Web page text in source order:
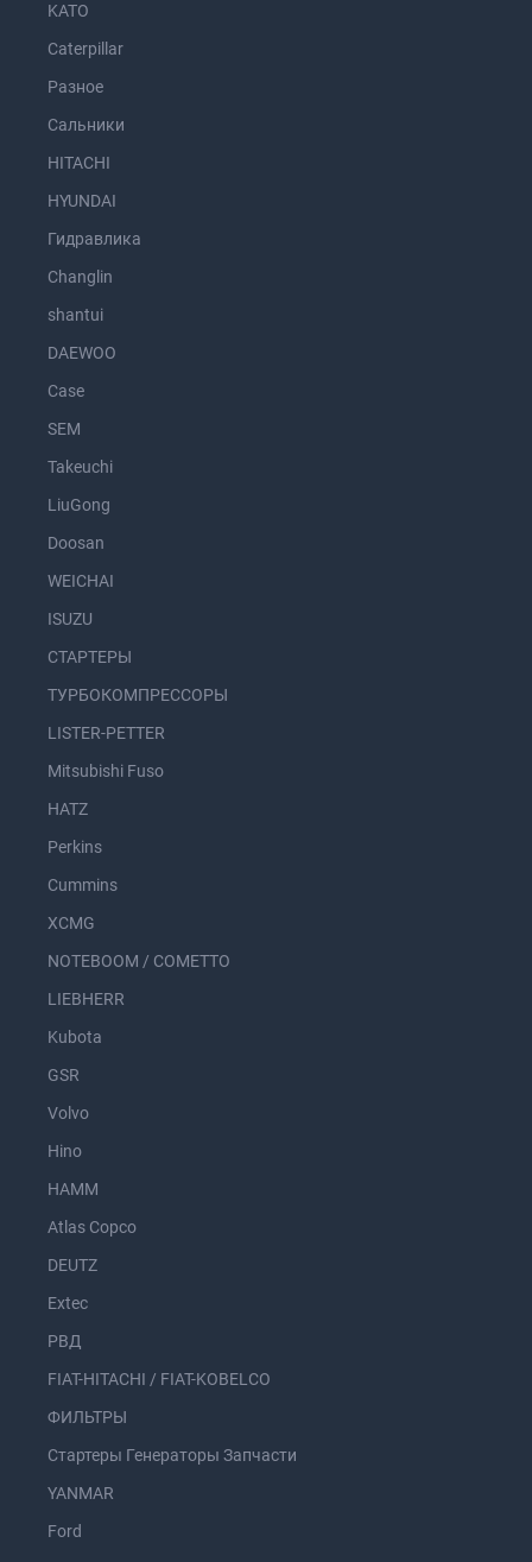
KATO
Caterpillar
Разное
Сальники
HITACHI
HYUNDAI
Гидравлика
Changlin
shantui
DAEWOO
Case
SEM
Takeuchi
LiuGong
Doosan
WEICHAI
ISUZU
СТАРТЕРЫ
ТУРБОКОМПРЕССОРЫ
LISTER-PETTER
Mitsubishi Fuso
HATZ
Perkins
Cummins
XCMG
NOTEBOOM / COMETTO
LIEBHERR
Kubota
GSR
Volvo
Hino
HAMM
Atlas Copco
DEUTZ
Extec
РВД
FIAT-HITACHI / FIAT-KOBELCO
ФИЛЬТРЫ
Стартеры Генераторы Запчасти
YANMAR
Ford